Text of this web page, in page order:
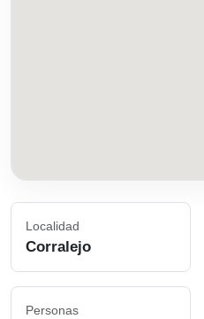
Localidad
Corralejo
Personas